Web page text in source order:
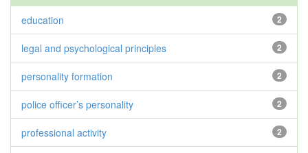
2
education
2
legal and psychological principles
2
personality formation
2
police officer’s personality
2
professional activity